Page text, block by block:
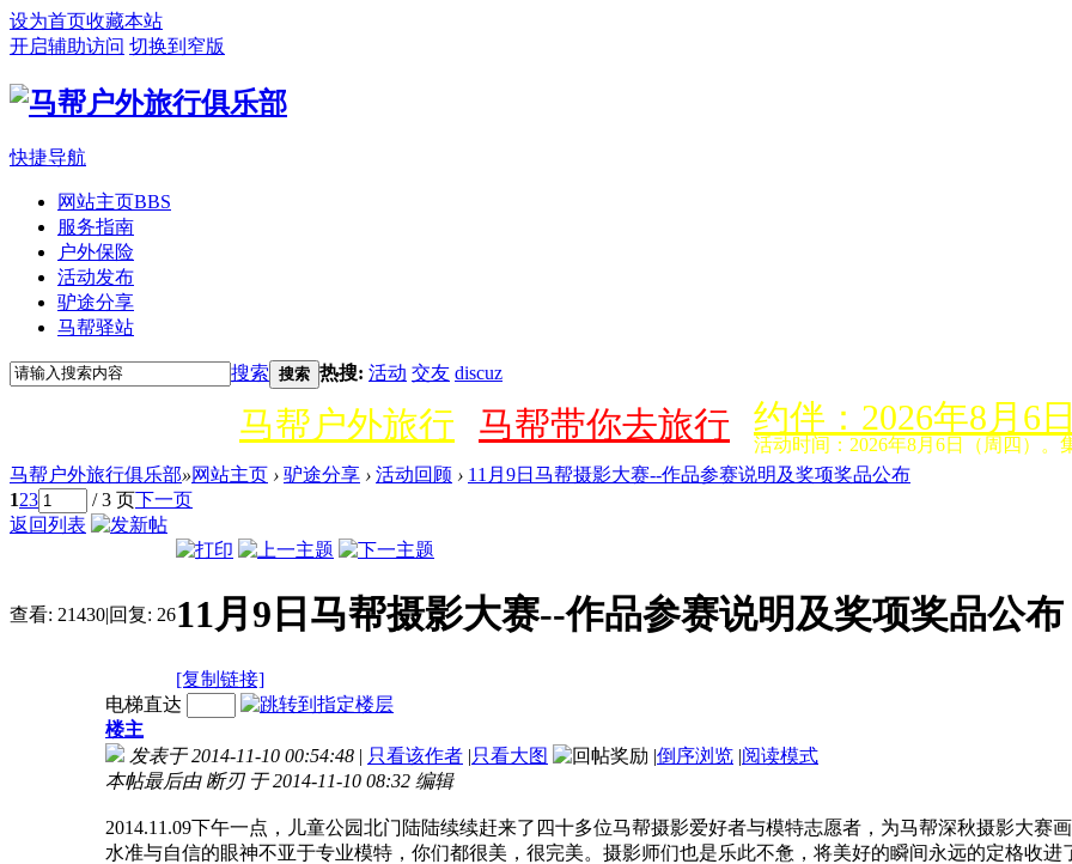
设为首页收藏本站
开启辅助访问 切换到窄版
快捷导航
网站主页BBS
服务指南
户外保险
活动发布
驴途分享
马帮驿站
搜索 搜索 热搜: 活动 交友 discuz
马帮户外旅行 马帮带你去旅行 约伴：2026年8月6
活动时间：2026年8月6日（周四）
马帮户外旅行俱乐部»网站主页 › 驴途分享 › 活动回顾 › 11月9日马帮摄影大赛--作品参赛说明及奖项奖品公布
123 / 3 页下一页
返回列表
查看: 21430|回复: 2611月9日马帮摄影大赛--作品参赛说明及奖项奖品公布
[复制链接]
电梯直达
楼主
发表于 2014-11-10 00:54:48 | 只看该作者 |只看大图 |倒序浏览 |阅读模式
本帖最后由 断刃 于 2014-11-10 08:32 编辑
2014.11.09下午一点，儿童公园北门陆陆续续赶来了四十多位马帮摄影爱好者与模特志愿者，为马帮深秋摄影大赛
水准与自信的眼神不亚于专业模特，你们都很美，很完美。摄影师们也是乐此不惫，将美好的瞬间永远的定格收